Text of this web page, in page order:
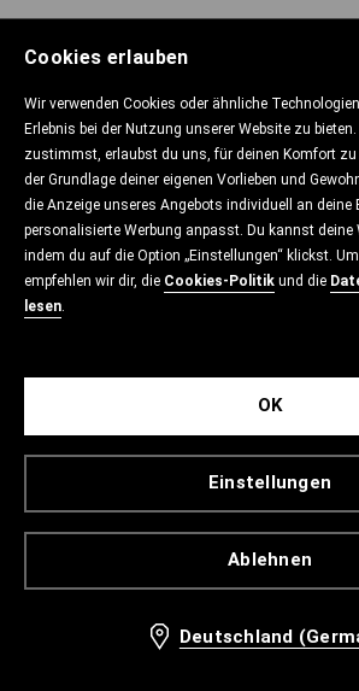
Cookies erlauben
Wir verwenden Cookies oder ähnliche
Erlebnis bei der Nutzung unserer Website zu
zustimmst, erlaubst du uns, für deinen Komfort
der Grundlage deiner eigenen Vorlieben und
die Anzeige unseres Angebots individuell an deine
personalisierte Werbung anpasst. Du kannst deine
indem du auf die Option „Einstellungen“ klickst.
empfehlen wir dir, die Cookies-Politik und die
lesen.
Ablehnen
Einstellungen
OK
Deutschland